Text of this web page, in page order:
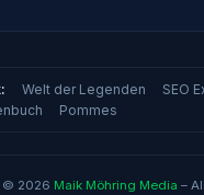
Welt der Legenden
SEO
Pommes
© 2026 Maik Möhring Media –